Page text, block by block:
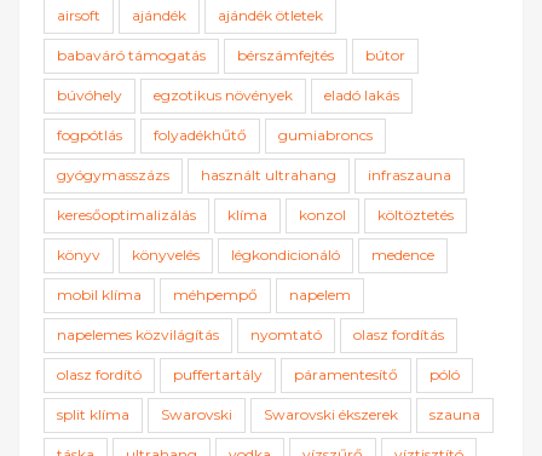
airsoft ajándék ajándék ötletek
babaváró támogatás bérszámfejtés bútor
búvóhely egzotikus növények eladó lakás
fogpótlás folyadékhűtő gumiabroncs
gyógymasszázs használt ultrahang infraszauna
keresőoptimalizálás klíma konzol költöztetés
könyv könyvelés légkondicionáló medence
mobil klíma méhpempő napelem
napelemes közvilágítás nyomtató olasz fordítás
olasz fordító puffertartály páramentesítő póló
split klíma Swarovski Swarovski ékszerek szauna